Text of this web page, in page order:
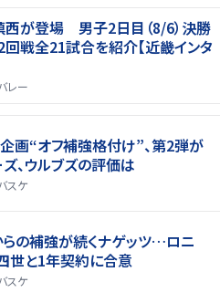
西が登場 男子2日目（8/6）決勝
2回戦全21試合を紹介【近畿インタ
レー
画“オフ補強格付け”、第2弾が
、ウルブズの評価は
スケ
の補強が続くナゲッツ…ロニ
世と1年契約に合意
スケ